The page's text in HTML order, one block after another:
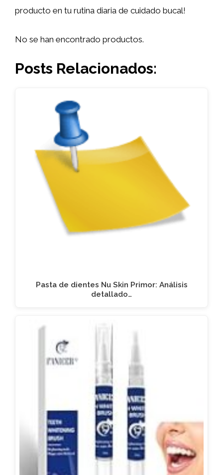
producto en tu rutina diaria de cuidado bucal!
No se han encontrado productos.
Posts Relacionados:
Pasta de dientes Nu Skin Primor: Análisis
detallado…